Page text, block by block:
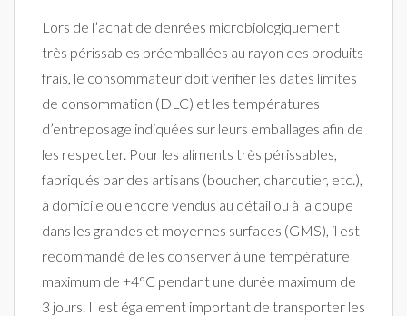
Lors de l’achat de denrées microbiologiquement
très périssables préemballées au rayon des produits
frais, le consommateur doit vérifier les dates limites
de consommation (DLC) et les températures
d’entreposage indiquées sur leurs emballages afin de
les respecter. Pour les aliments très périssables,
fabriqués par des artisans (boucher, charcutier, etc.),
à domicile ou encore vendus au détail ou à la coupe
dans les grandes et moyennes surfaces (GMS), il est
recommandé de les conserver à une température
maximum de +4°C pendant une durée maximum de
3 jours. Il est également important de transporter les